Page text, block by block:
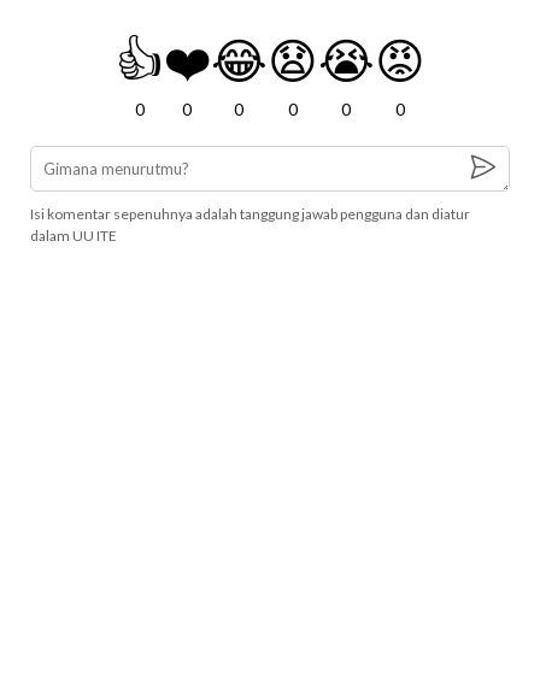
👍
0
❤️
0
😂
0
😧
0
😭
0
😡
0
Isi komentar sepenuhnya adalah tanggung jawab pengguna dan diatur
dalam UU ITE